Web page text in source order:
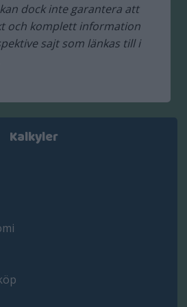
kan dock inte garantera att
och komplett information
sajt som länkas till i
Kalkyler